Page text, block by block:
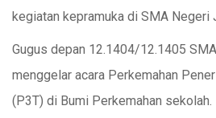
kegiatan kepramuka di SMA Negeri
Gugus depan 12.1404/12.1405
menggelar acara Perkemahan
(P3T) di Bumi Perkemahan sekolah.